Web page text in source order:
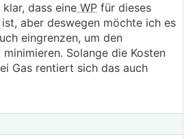
dass eine WP für dieses
aber deswegen möchte ich es
eingrenzen, um den
Solange die Kosten
Gas rentiert sich das auch